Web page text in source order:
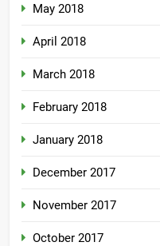
May 2018
April 2018
March 2018
February 2018
January 2018
December 2017
November 2017
October 2017